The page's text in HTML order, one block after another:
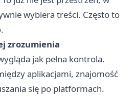
wybiera treści. Często to
zrozumienia
jak pełna kontrola.
aplikacjami, znajomość
się po platformach.